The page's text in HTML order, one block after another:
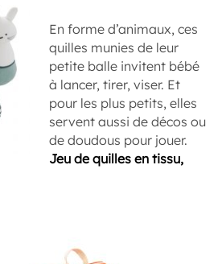
En forme d’animaux, ces
quilles munies de leur
petite balle invitent bébé
à lancer, tirer, viser. Et
pour les plus petits, elles
servent aussi de décos ou
de doudous pour jouer.
Jeu de quilles en tissu,